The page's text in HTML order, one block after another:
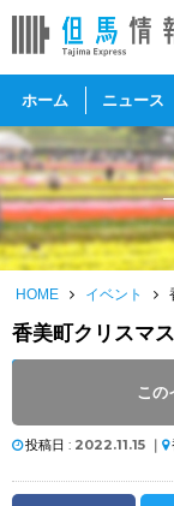
ホーム ニュース
HOME イベント
香美町クリスマ
この
投稿日 : 2022.11.15 ｜